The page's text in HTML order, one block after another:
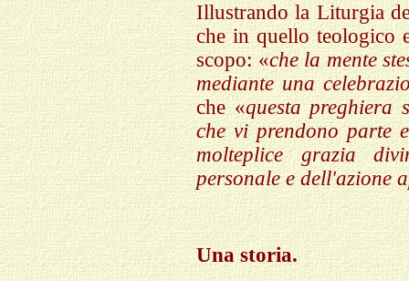
Illustrando la Liturgia
che in quello teologico
scopo: «che la mente
mediante una
che «questa
che vi prendono parte
molteplice grazia
personale e dell'azione
Una storia.